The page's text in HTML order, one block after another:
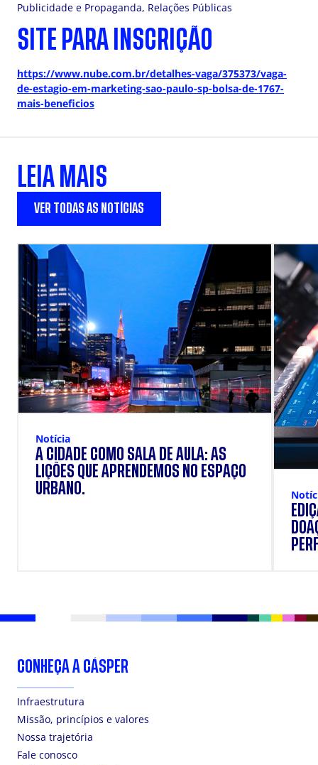
Publicidade e Propaganda, Relações Públicas
SITE PARA INSCRIÇÃO
https://www.nube.com.br/detalhes-vaga/375373/vaga-
de-estagio-em-marketing-sao-paulo-sp-bolsa-de-1767-
mais-beneficios
LEIA MAIS
VER TODAS AS NOTÍCIAS
Notícia
A CIDADE COMO SALA DE AULA: AS
LIÇÕES QUE APRENDEMOS NO ESPAÇO
URBANO.
CONHEÇA A CÁSPER
Infraestrutura
Missão, princípios e valores
Nossa trajetória
Fale conosco